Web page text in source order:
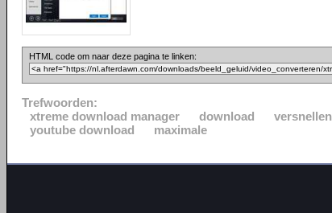
HTML code om naar deze pagina te linken:
Trefwoorden:
xtreme download manager
download versnellen
youtube download
maximale